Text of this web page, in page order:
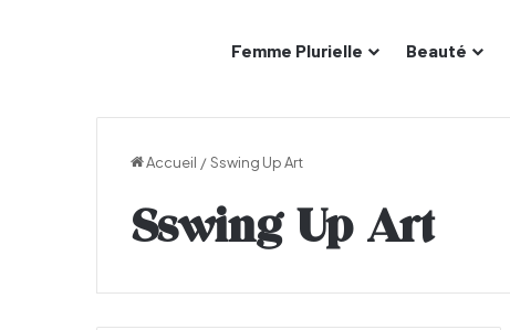
Femme Plurielle Beauté
Accueil /Sswing Up Art
Sswing Up Art